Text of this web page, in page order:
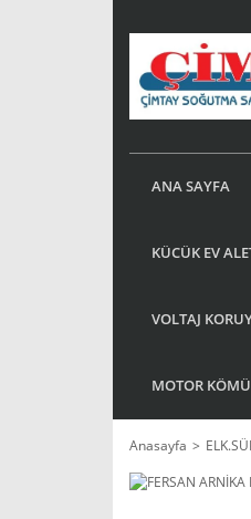
ANA SAYFA
KÜCÜK EV
VOLTAJ
MOTOR
Anasayfa